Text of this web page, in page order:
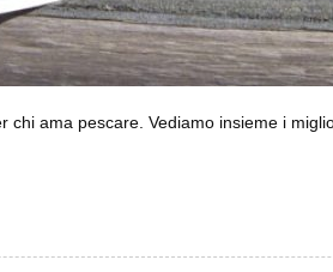
chi ama pescare. Vediamo insieme i